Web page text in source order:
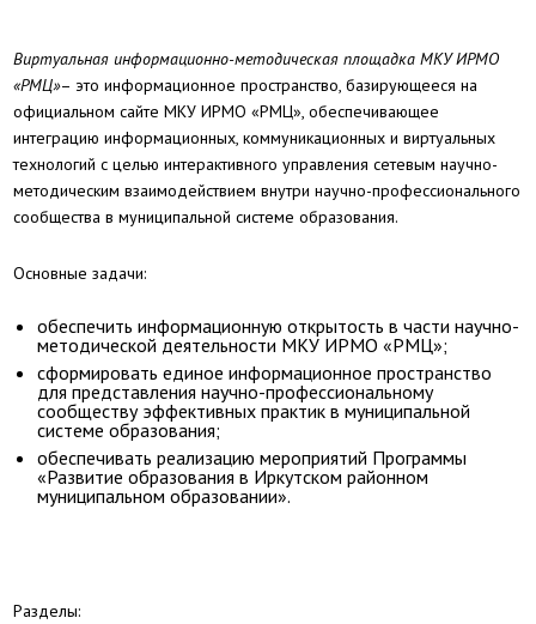
Виртуальная информационно-методическая площадка МКУ ИРМО
«РМЦ»– это информационное пространство, базирующееся на
официальном сайте МКУ ИРМО «РМЦ», обеспечивающее
интеграцию информационных, коммуникационных и виртуальных
технологий с целью интерактивного управления сетевым научно-
методическим взаимодействием внутри научно-профессионального
сообщества в муниципальной системе образования.
Основные задачи:
обеспечить информационную открытость в части научно-
методической деятельности МКУ ИРМО «РМЦ»;
сформировать единое информационное пространство
для представления научно-профессиональному
сообществу эффективных практик в муниципальной
системе образования;
обеспечивать реализацию мероприятий Программы
«Развитие образования в Иркутском районном
муниципальном образовании».
Разделы: